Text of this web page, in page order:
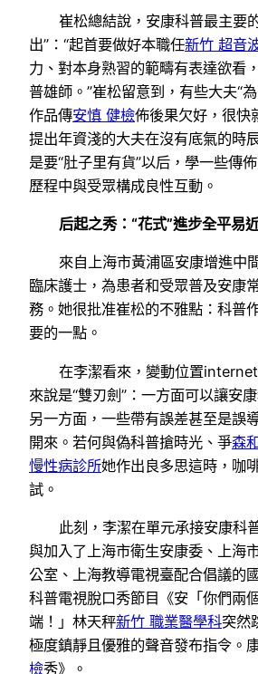
崔松總結說，安康科普最主要
出”：“起首要做好本職任新竹 超音
力、對本身熟習的範疇有表達欲看
普雄師。”崔松留意到，有些大夫“
作品傳安慎 健檢佈後果欠好，很快
提出年資淺的大夫在沒有底氣的時
是要“肚子里有貨”以后，學一些傳
歷程中與受眾構成良性互動。
后起之秀：“花式”進步全平易
來自上海市黃浦區安康增進中
臨床護士，為患者和受眾普及安康
務。她很批准崔松的不雅點：科普
要的一點。
在李潔看來，變動位置
來說是“雙刃劍”：一方面可以讓安康
另一方面，一些帶有誤差甚至是誤
開來。若何與偽科普搶時光、爭森
慢性病診所她作出良多思這時，咖
試。
此刻，李潔在單元承接安康科
與加入了上海市衛生安康委、上海
公室、上海教導電視臺配合倡議的
科普電視脫口秀節目《安「你們兩
端！」林天秤新竹 職業醫學科突然
極度鎮靜且優雅的聲音發布指令。
檢秀》。